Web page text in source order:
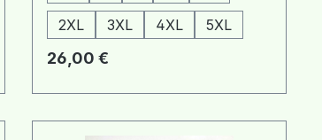
2XL
3XL 4XL 5XL
Regulärer Preis:
26,00 €